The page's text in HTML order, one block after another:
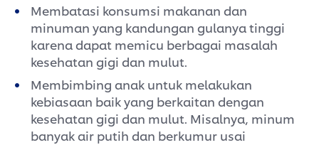
Membatasi konsumsi makanan dan
minuman yang kandungan gulanya tinggi
karena dapat memicu berbagai masalah
kesehatan gigi dan mulut.
Membimbing anak untuk melakukan
kebiasaan baik yang berkaitan dengan
kesehatan gigi dan mulut. Misalnya, minum
banyak air putih dan berkumur usai